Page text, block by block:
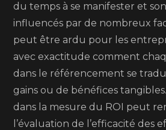
du temps à se manifester et
influencés par de nombreux
peut être ardu pour les
avec exactitude comment
dans le référencement se
gains ou de bénéfices
dans la mesure du ROI peut
l’évaluation de l’efficacité des